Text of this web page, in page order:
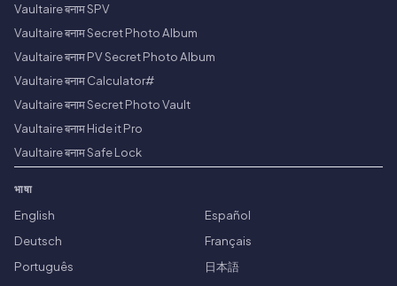
Vaultaire बनाम SPV
Vaultaire बनाम Secret Photo Album
Vaultaire बनाम PV Secret Photo Album
Vaultaire बनाम Calculator#
Vaultaire बनाम Secret Photo Vault
Vaultaire बनाम Hide it Pro
Vaultaire बनाम Safe Lock
भाषा
English
Español
Deutsch
Français
Português
日本語